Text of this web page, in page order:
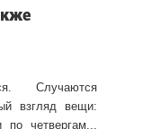
Случаются
взгляд вещи:
четвергам...